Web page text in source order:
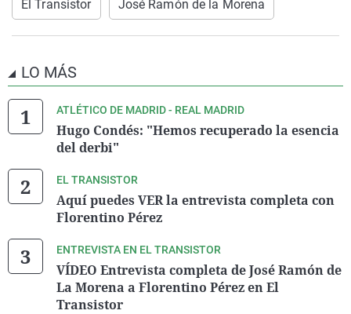
El Transistor José Ramón de la Morena
LO MÁS
ATLÉTICO DE MADRID - REAL MADRID
Hugo Condés: "Hemos recuperado la esencia
del derbi"
EL TRANSISTOR
Aquí puedes VER la entrevista completa con
Florentino Pérez
ENTREVISTA EN EL TRANSISTOR
VÍDEO Entrevista completa de José Ramón de
La Morena a Florentino Pérez en El
Transistor